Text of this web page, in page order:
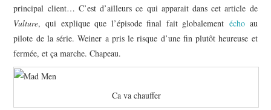
principal client… C’est d’ailleurs ce qui apparait dans cet article de
Vulture, qui explique que l’épisode final fait globalementécho au
pilote de la série. Weiner a pris le risque d’une fin plutôt heureuse et
fermée, et ça marche. Chapeau.
Ca va chauffer